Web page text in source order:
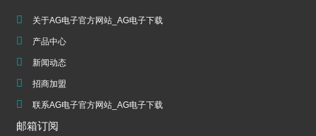
关于AG电子官方网站_AG电子下载
产品中心
新闻动态
招商加盟
联系AG电子官方网站_AG电子下载
邮箱订阅